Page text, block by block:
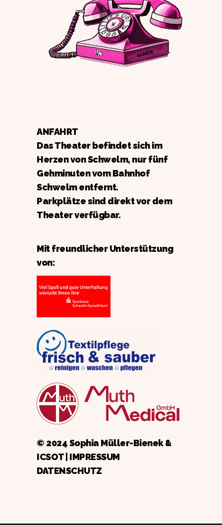
ANFAHRT
Das Theater befindet sich im
Herzen von Schwelm, nur fünf
Gehminuten vom Bahnhof
Schwelm entfernt.
Parkplätze sind direkt vor dem
Theater verfügbar.
Mit freundlicher Unterstützung
von:
© 2024 Sophia Müller-Bienek &
ICSOT| IMPRESSUM
DATENSCHUTZ